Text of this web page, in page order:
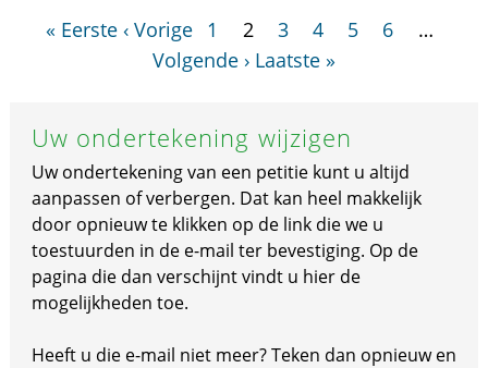
« Eerste ‹ Vorige 1 2 3 4 5 6
…
Volgende › Laatste »
Uw ondertekening wijzigen
Uw ondertekening van een petitie kunt u altijd
aanpassen of verbergen. Dat kan heel makkelijk
door opnieuw te klikken op de link die we u
toestuurden in de e-mail ter bevestiging. Op de
pagina die dan verschijnt vindt u hier de
mogelijkheden toe.
Heeft u die e-mail niet meer? Teken dan opnieuw en